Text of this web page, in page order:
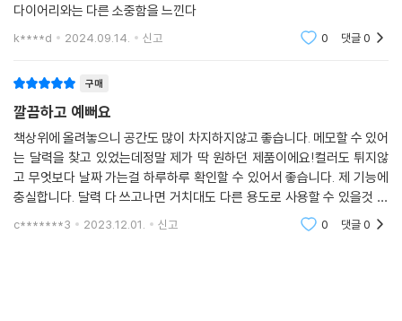
다이어리와는 다른 소중함을 느낀다
k****d 2024.09.14. 신고 0 댓글0
구매
깔끔하고 예뻐요
책상위에 올려놓으니 공간도 많이 차지하지않고 좋습니다. 메모할 수 있어
는 달력을 찾고 있었는데정말 제가 딱 원하던 제품이에요!컬러도 튀지않
고 무엇보다 날짜 가는걸 하루하루 확인할 수 있어서 좋습니다. 제 기능에
충실합니다. 달력 다 쓰고나면 거치대도 다른 용도로 사용할 수 있을것 같
아요.올해가ㅡ가는건 아쉽지만 달력 쓰고싶어서 빨리 1월 1일이 왔으면 좋
c*******3 2023.12.01. 신고 0 댓글0